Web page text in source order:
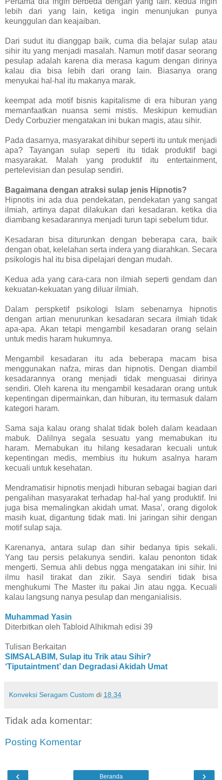
lebih dari yang lain, ketiga ingin menunjukan punya
keunggulan dan keajaiban.
Dari sudut itu dianggap baik, cuma dia belajar sulap atau
sihir itu yang menjadi masalah. Namun motif dasar seorang
pesulap adalah karena dia merasa kagum dengan dirinya
kalau dia bisa lebih dari orang lain. Biasanya orang
menyukai hal-hal itu makanya marak.
keempat ada motif bisnis kapitalisme di era hiburan yang
memanfaatkan nuansa semi mistis. Meskipun kemudian
Dedy Corbuzier mengatakan ini bukan magis, atau sihir.
Pada dasarnya, masyarakat dihibur seperti itu untuk menjadi
apa? Tayangan sulap seperti itu tidak produktif bagi
masyarakat. Malah yang produktif itu entertainment,
pertelevisian dan pesulap sendiri.
Bagaimana dengan atraksi sulap jenis Hipnotis?
Hipnotis ini ada dua pendekatan, pendekatan yang sangat
ilmiah, artinya dapat dilakukan dari kesadaran. ketika dia
diambang kesadarannya menjadi turun tapi sebelum tidur.
Kesadaran bisa diturunkan dengan beberapa cara, baik
dengan obat, kelelahan serta indera yang diarahkan. Secara
psikologis hal itu bisa dipelajari dengan mudah.
Kedua ada yang cara-cara non ilmiah seperti gendam dan
kekuatan-kekuatan yang diluar ilmiah.
Dalam perspketif psikologi Islam sebenarnya hipnotis
dengan artian menurunkan kesadaran secara ilmiah tidak
apa-apa. Akan tetapi mengambil kesadaran orang selain
untuk medis haram hukumnya.
Mengambil kesadaran itu ada beberapa macam bisa
menggunakan nafza, miras dan hipnotis. Dengan diambil
kesadarannya orang menjadi tidak menguasai dirinya
sendiri. Oleh karena itu mengambil kesadaran orang untuk
kepentingan dipermainkan, dan hiburan, itu termasuk dalam
kategori haram.
Sama saja kalau orang shalat tidak boleh dalam keadaan
mabuk. Dalilnya segala sesuatu yang memabukan itu
haram. Memabukan itu hilang kesadaran kecuali untuk
kepentingan medis, membius itu hukum asalnya haram
kecuali untuk kesehatan.
Mendramatisir hipnotis menjadi hiburan sebagai bagian dari
pengalihan masyarakat terhadap hal-hal yang produktif. Ini
juga bisa memalingkan akidah umat. Masa’, orang digolok
masih kuat, digantung tidak mati. Ini jaringan sihir dengan
motif sulap saja.
Karenanya, antara sulap dan sihir bedanya tipis sekali.
Yang tau persis pelakunya sendiri. kalau penonton tidak
mengerti. Semua ahli debus ngga mengatakan ini sihir. Ini
ilmu hasil tirakat dan zikir. Saya sendiri tidak bisa
menghukumi The Master itu pakai Jin atau ngga. Kecuali
kalau langsung nanya pesulap dan menganialisis.
Muhammad Yasin
Diterbitkan oleh Tabloid Alhikmah edisi 39
Tulisan Berkaitan
SIMSALABIM, Sulap itu Trik atau Sihir?
‘Tiputaintment’ dan Degradasi Akidah Umat
Konveksi Seragam Custom di 18.34
Tidak ada komentar:
Posting Komentar
‹ ›
Beranda